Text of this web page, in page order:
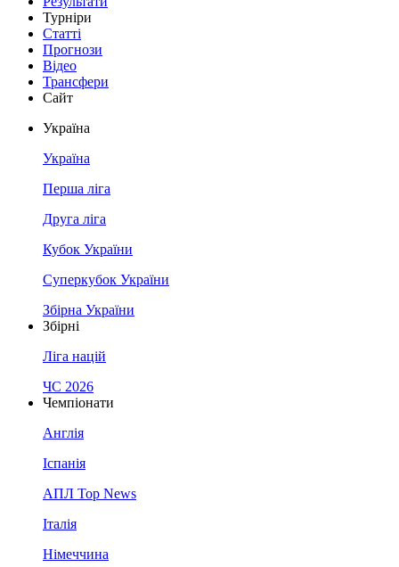
Турніри
Статті
Прогнози
Відео
Трансфери
Сайт
Україна
Україна
Перша ліга
Друга ліга
Кубок України
Суперкубок України
Збірна України
Збірні
Ліга націй
ЧС 2026
Чемпіонати
Англія
Іспанія
АПЛ Top News
Італія
Німеччина